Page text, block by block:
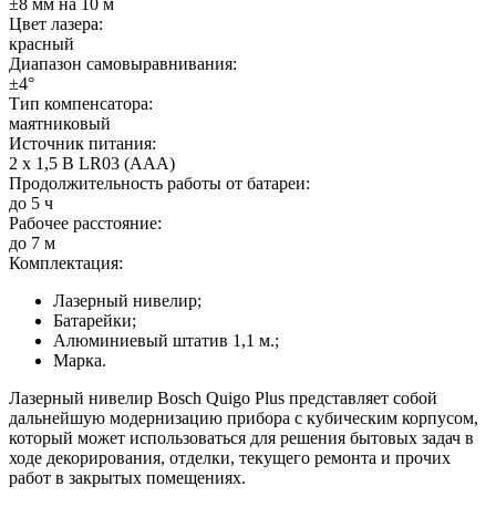
Цвет лазера:
красный
Диапазон самовыравнивания:
±4°
Тип компенсатора:
маятниковый
Источник питания:
2 x 1,5 В LR03 (AAA)
Продолжительность работы от батареи:
до 5 ч
Рабочее расстояние:
до 7 м
Комплектация:
Лазерный нивелир;
Батарейки;
Алюминиевый штатив 1,1 м.;
Марка.
Лазерный нивелир Bosch Quigo Plus представляет собой
дальнейшую модернизацию прибора с кубическим корпусом,
который может использоваться для решения бытовых задач в
ходе декорирования, отделки, текущего ремонта и прочих
работ в закрытых помещениях.